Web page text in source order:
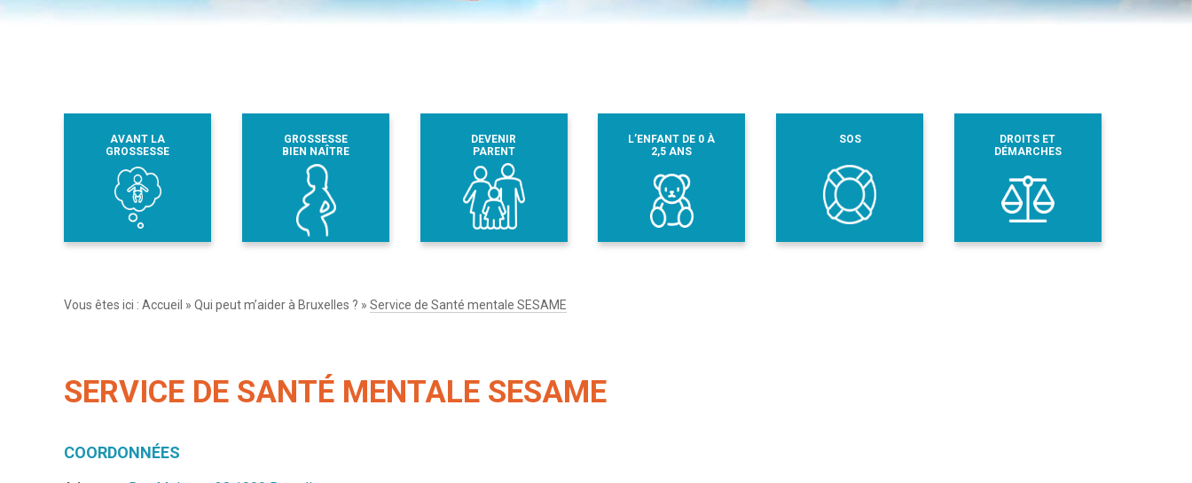
AVANT LA
GROSSESSE
GROSSESSE
BIEN NAÎTRE
DEVENIR
PARENT
L’ENFANT DE 0 À
2,5 ANS
SOS
DROITS ET
DÉMARCHES
Vous êtes ici : Accueil » Qui peut m’aider à Bruxelles ? » Service de Santé mentale SESAME
SERVICE DE SANTÉ MENTALE SESAME
COORDONNÉES